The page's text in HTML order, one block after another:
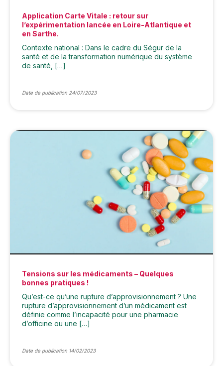
Application Carte Vitale : retour sur
l’expérimentation lancée en Loire-Atlantique et
en Sarthe.
Contexte national : Dans le cadre du Ségur de la
santé et de la transformation numérique du système
de santé, […]
Date de publication 24/07/2023
Tensions sur les médicaments – Quelques
bonnes pratiques !
Qu’est-ce qu’une rupture d’approvisionnement ? Une
rupture d’approvisionnement d’un médicament est
définie comme l’incapacité pour une pharmacie
d’officine ou une […]
Date de publication 14/02/2023